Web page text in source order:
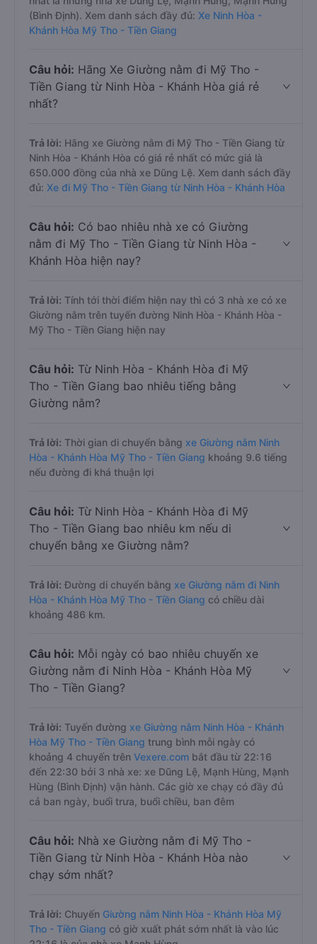
(Bình Định). Xem danh sách đầy đủ: Xe Ninh Hòa -
Khánh Hòa Mỹ Tho - Tiền Giang
Câu hỏi: Hãng Xe Giường nằm đi Mỹ Tho -
Tiền Giang từ Ninh Hòa - Khánh Hòa giá rẻ
nhất?
Trả lời: Hãng xe Giường nằm đi Mỹ Tho - Tiền Giang từ
Ninh Hòa - Khánh Hòa có giá rẻ nhất có mức giá là
650.000 đồng của nhà xe Dũng Lệ. Xem danh sách đầy
đủ: Xe đi Mỹ Tho - Tiền Giang từ Ninh Hòa - Khánh Hòa
Câu hỏi: Có bao nhiêu nhà xe có Giường
nằm đi Mỹ Tho - Tiền Giang từ Ninh Hòa -
Khánh Hòa hiện nay?
Trả lời: Tính tới thời điểm hiện nay thì có 3 nhà xe có xe
Giường nằm trên tuyến đường Ninh Hòa - Khánh Hòa -
Mỹ Tho - Tiền Giang hiện nay
Câu hỏi: Từ Ninh Hòa - Khánh Hòa đi Mỹ
Tho - Tiền Giang bao nhiêu tiếng bằng
Giường nằm?
Trả lời: Thời gian di chuyển bằng xe Giường nằm Ninh
Hòa - Khánh Hòa Mỹ Tho - Tiền Giang khoảng 9.6 tiếng
nếu đường đi khá thuận lợi
Câu hỏi: Từ Ninh Hòa - Khánh Hòa đi Mỹ
Tho - Tiền Giang bao nhiêu km nếu di
chuyển bằng xe Giường nằm?
Trả lời: Đường di chuyển bằng xe Giường nằm đi Ninh
Hòa - Khánh Hòa Mỹ Tho - Tiền Giang có chiều dài
khoảng 486 km.
Câu hỏi: Mỗi ngày có bao nhiêu chuyến xe
Giường nằm đi Ninh Hòa - Khánh Hòa Mỹ
Tho - Tiền Giang?
Trả lời: Tuyến đường xe Giường nằm Ninh Hòa - Khánh
Hòa Mỹ Tho - Tiền Giang trung bình mỗi ngày có
khoảng 4 chuyến trên Vexere.com bắt đầu từ 22:16
đến 22:30 bởi 3 nhà xe: xe Dũng Lệ, Mạnh Hùng, Mạnh
Hùng (Bình Định) vận hành. Các giờ xe chạy có đầy đủ
cả ban ngày, buổi trưa, buổi chiều, ban đêm
Câu hỏi: Nhà xe Giường nằm đi Mỹ Tho -
Tiền Giang từ Ninh Hòa - Khánh Hòa nào
chạy sớm nhất?
Trả lời: Chuyến Giường nằm Ninh Hòa - Khánh Hòa Mỹ
Tho - Tiền Giang có giờ xuất phát sớm nhất là vào lúc